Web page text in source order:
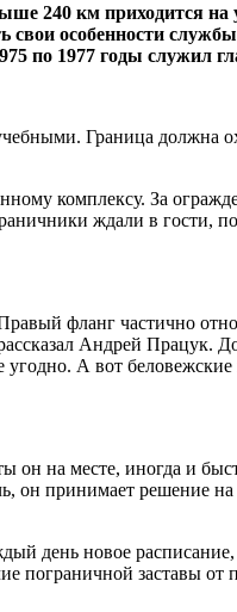
240 км приходится
свои особенности
по 1977 годы служил
Граница
комплексу. За
ждали в гости,
фланг частично
Андрей Працук.
А вот
на месте, иногда и
он принимает
день новое
пограничной заставы